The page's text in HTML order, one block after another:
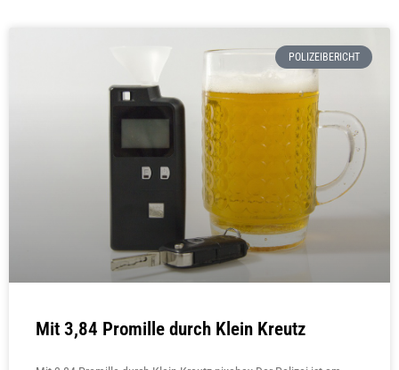
POLIZEIBERICHT
Mit 3,84 Promille durch Klein Kreutz